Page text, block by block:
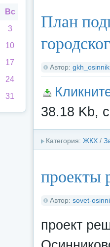
План
Автор:
38.18 Kb,
Категория: ЖКХ /
проекты
Автор: sovet-
проект
аря
Вс
3
10
17
24
31